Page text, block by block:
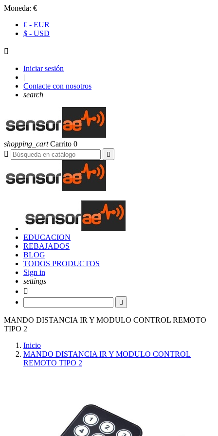
Moneda: €
€ - EUR
$ - USD

Iniciar sesión
|
Contacte con nosotros
search
shopping_cart Carrito 0


EDUCACION
REBAJADOS
BLOG
TODOS PRODUCTOS
Sign in
settings


MANDO DISTANCIA IR Y MODULO CONTROL REMOTO
TIPO 2
Inicio
MANDO DISTANCIA IR Y MODULO CONTROL
REMOTO TIPO 2